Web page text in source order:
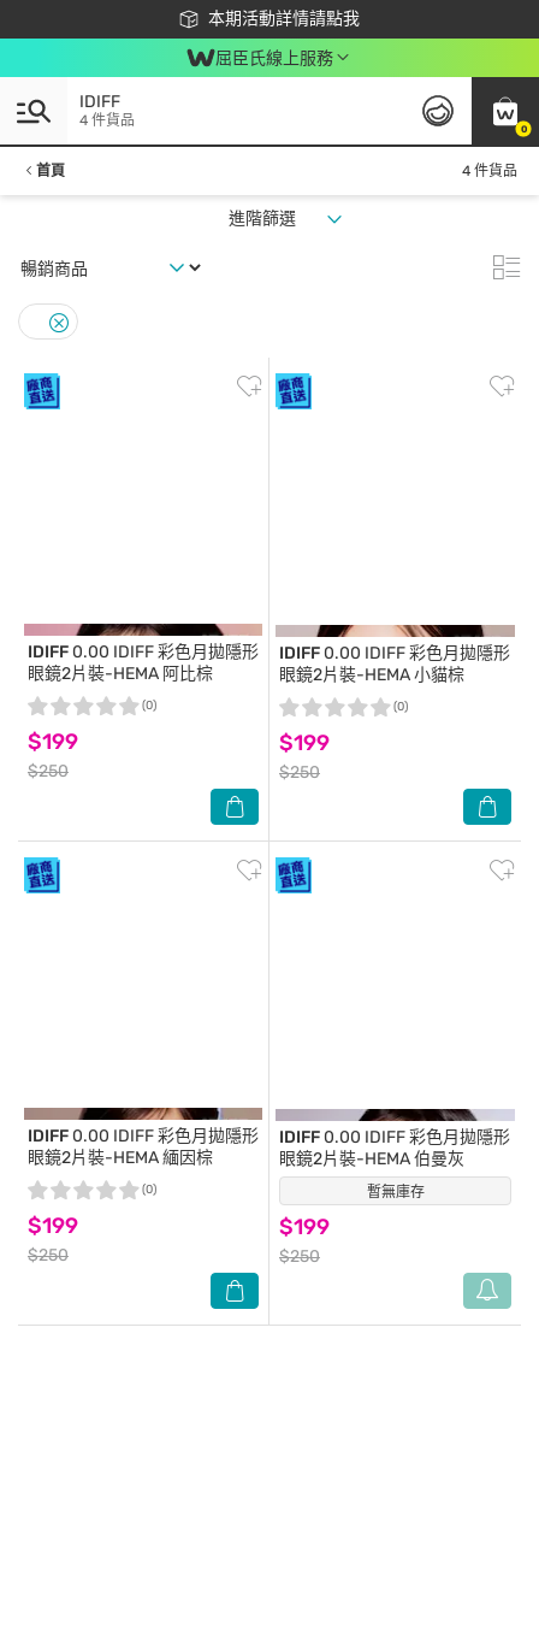
本期活動詳情請點我
下載app最高回饋$350
屈臣氏線上服務
0
IDIFF
4 件貨品
首頁 4 件貨品
進階篩選
IDIFF0.00 IDIFF 彩色月拋隱形
眼鏡2片裝-HEMA 阿比棕
$199
$250
(0)
IDIFF0.00 IDIFF 彩色月拋隱形
眼鏡2片裝-HEMA 小貓棕
$199
$250
(0)
IDIFF0.00 IDIFF 彩色月拋隱形
眼鏡2片裝-HEMA 緬因棕
$199
$250
(0) 暫無庫存
IDIFF0.00 IDIFF 彩色月拋隱形
眼鏡2片裝-HEMA 伯曼灰
$199
$250
(0)